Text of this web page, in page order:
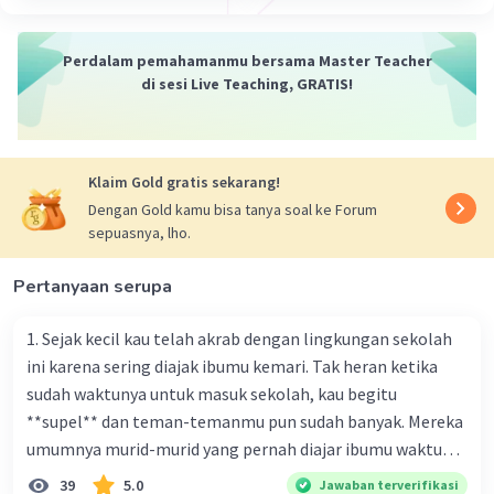
beberapa butir penting yang dapat dimasukkan
dalam pidato tersebut:
pengenalan yang kuat yang menarik perhatian
dramatis, kutipan yang relevan, atau kisah nyata
yang terkait dengan dampak buruk nar koba.
informasi mengenai jenis-jenis narbkoba yang
umumnya digunakan dan bahayanya bagi
kesehatan dan masyarakat.
Dampak Nar koba
koba, baik secara fisik maupun sosial. Sertakan
statistik atau data yang mendukung pernyataan
Anda.
Kisah Nyata
: Bagikan kisah nyata tentang
Perdalam pemahamanmu bersama Master Teacher
di sesi Live Teaching, GRATIS!
Klaim Gold gratis sekarang!
Dengan Gold kamu bisa tanya soal ke Forum
sepuasnya, lho.
Pertanyaan serupa
1. Sejak kecil kau telah akrab dengan lingkungan sekolah
ini karena sering diajak ibumu kemari. Tak heran ketika
sudah waktunya untuk masuk sekolah, kau begitu
**supel** dan teman-temanmu pun sudah banyak. Mereka
umumnya murid-murid yang pernah diajar ibumu waktu
kelas satu. Sedangkan aku? Aku waktu itu baru saja pindah
39 5.0 Jawaban terverifikasi